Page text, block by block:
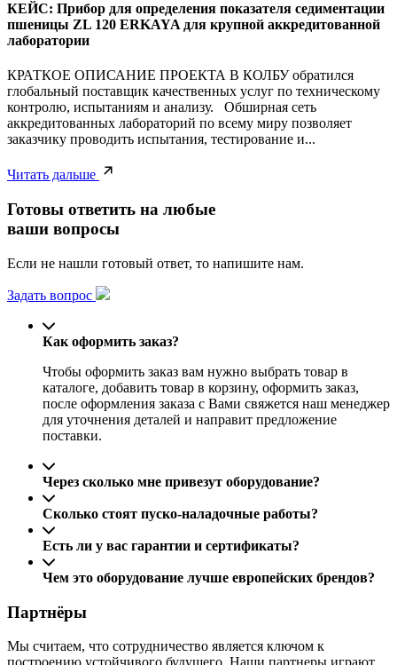
КЕЙС: Прибор для определения показателя седиментации
пшеницы ZL 120 ERKAYA для крупной аккредитованной
лаборатории
КРАТКОЕ ОПИСАНИЕ ПРОЕКТА В КОЛБУ обратился
глобальный поставщик качественных услуг по техническому
контролю, испытаниям и анализу. Обширная сеть
аккредитованных лабораторий по всему миру позволяет
заказчику проводить испытания, тестирование и...
Читать дальше
Готовы ответить на любые
ваши вопросы
Если не нашли готовый ответ, то напишите нам.
Задать вопрос
Как оформить заказ?
Чтобы оформить заказ вам нужно выбрать товар в
каталоге, добавить товар в корзину, оформить заказ,
после оформления заказа с Вами свяжется наш менеджер
для уточнения деталей и направит предложение
поставки.
Через сколько мне привезут оборудование?
Сколько стоят пуско-наладочные работы?
Есть ли у вас гарантии и сертификаты?
Чем это оборудование лучше европейских брендов?
Партнёры
Мы считаем, что сотрудничество является ключом к